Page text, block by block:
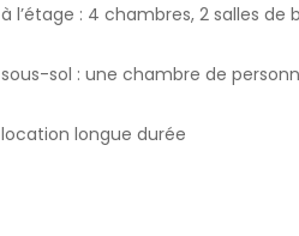
à l’étage : 4 chambres, 2 salles
sous-sol : une chambre de
location longue durée